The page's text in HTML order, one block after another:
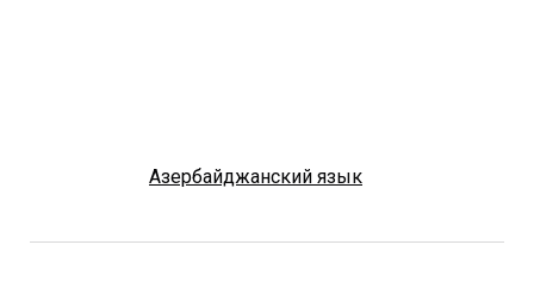
Азербайджанский язык